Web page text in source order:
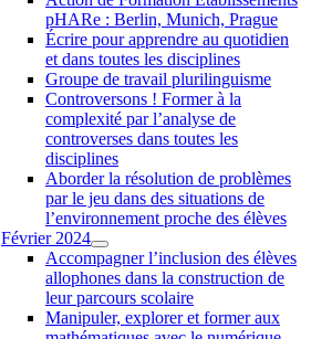
pHARe : Berlin, Munich, Prague
Écrire pour apprendre au quotidien
et dans toutes les disciplines
Groupe de travail plurilinguisme
Controversons ! Former à la
complexité par l’analyse de
controverses dans toutes les
disciplines
Aborder la résolution de problèmes
par le jeu dans des situations de
l’environnement proche des élèves
Février 2024
Accompagner l’inclusion des élèves
allophones dans la construction de
leur parcours scolaire
Manipuler, explorer et former aux